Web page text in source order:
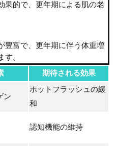
果的で、更年期による肌の老
豊富で、更年期に伴う体重増
す。
期待される効果
ン
ホットフラッシュの緩
和
認知機能の維持